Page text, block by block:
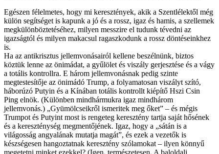
Egészen félelmetes, hogy mi keresztények, akik a Szentlélektől még
külön segítséget is kapunk a jó és a rossz, igaz és hamis, a szellemek
megkülönböztetéséhez, milyen messzire el tudunk tévedni az
igazságtól és milyen makacsul ragaszkodunk a rossz döntéseinkhez
is.
Ha az antikrisztus jellemvonásairól kellene beszélnünk, biztos
köztük lenne az önimádat, a gyűlölet és viszály gerjesztése és a vágy
a totális kontrollra. E három jellemvonásnak pedig szinte
megtestesítője az önimádó Trump, a folyamatosan viszályt szító,
háborúzó Putyin és a Kínában totális kontrollt kiépítő Hszi Csin
Ping elnök. (Különben mindhármukra igaz mindhárom
jellemvonás.) „Gyümölcseikről ismeritek meg őket” – és mégis
Trumpot és Putyint most is rengeteg keresztény tartja saját hősének
és a kereszténység megmentőjének. Igaz, hogy a „sátán is a
világosság angyalának mutatja magát”, és ezek a vezetők is
készségesen hangoztatnak keresztény szólamokat – ilyen könnyű
megetetni minket ezekkel? (Igen, természetesen. A baloldali